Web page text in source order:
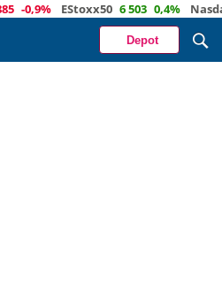
-0,9% EStoxx50 6 503 0,4%
Depot